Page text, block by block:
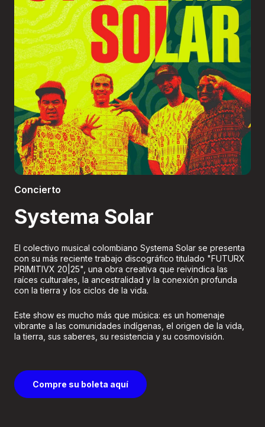
Boletería
Concierto
Systema Solar
El colectivo musical colombiano Systema Solar se presenta
con su más reciente trabajo discográfico titulado "FUTURX
PRIMITIVX 20|25", una obra creativa que reivindica las
raíces culturales, la ancestralidad y la conexión profunda
con la tierra y los ciclos de la vida.
Este show es mucho más que música: es un homenaje
vibrante a las comunidades indígenas, el origen de la vida,
la tierra, sus saberes, su resistencia y su cosmovisión.
Compre su boleta aquí